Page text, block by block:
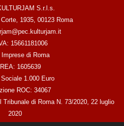
S.r.l.s.
1935, 00123 Roma
15661181006
Imprese di Roma
1605639
1.000 Euro
ROC: 34067
Tribunale di Roma N. 73/2020, 22 luglio
2020